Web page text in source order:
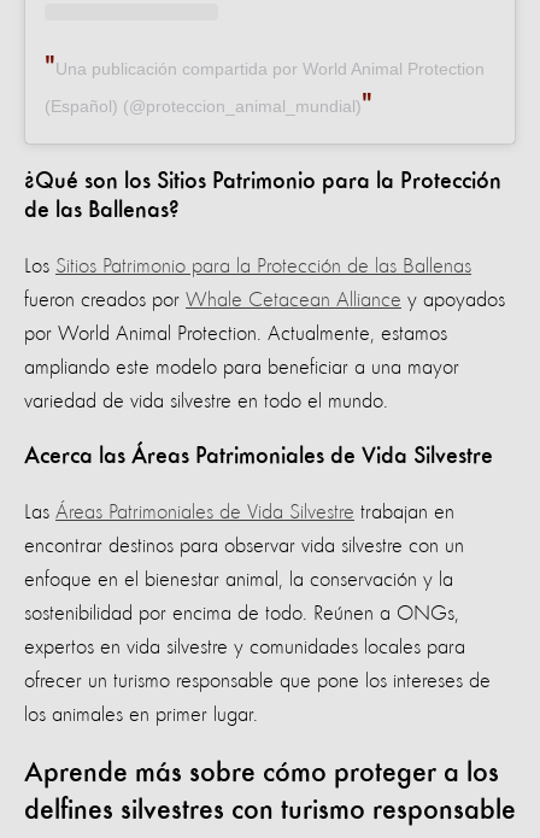
Una publicación compartida por World Animal Protection
(Español) (@proteccion_animal_mundial)
¿Qué son los Sitios Patrimonio para la Protección
de las Ballenas?
Los Sitios Patrimonio para la Protección de las Ballenas
fueron creados por Whale Cetacean Alliance y apoyados
por World Animal Protection. Actualmente, estamos
ampliando este modelo para beneficiar a una mayor
variedad de vida silvestre en todo el mundo.
Acerca las Áreas Patrimoniales de Vida Silvestre
Las Áreas Patrimoniales de Vida Silvestre trabajan en
encontrar destinos para observar vida silvestre con un
enfoque en el bienestar animal, la conservación y la
sostenibilidad por encima de todo. Reúnen a ONGs,
expertos en vida silvestre y comunidades locales para
ofrecer un turismo responsable que pone los intereses de
los animales en primer lugar.
Aprende más sobre cómo proteger a los
delfines silvestres con turismo responsable